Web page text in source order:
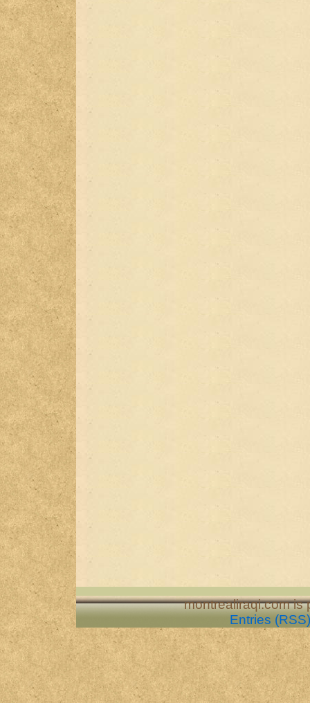
montrealiraqi.com
Entries (RSS)